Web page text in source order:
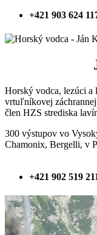
+421 903 624
Horský vodca, lezúci
vrtuľníkovej
člen HZS strediska
300 výstupov vo
Chamonix, Bergelli, v
+421 902 519